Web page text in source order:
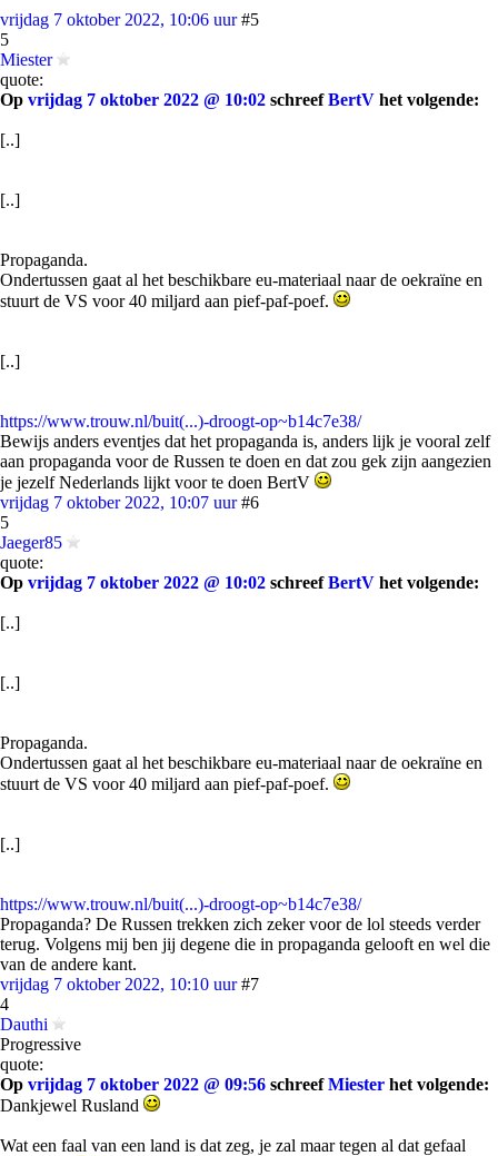
vrijdag 7 oktober 2022, 10:06 uur #5
5
Miester
quote:
Op vrijdag 7 oktober 2022 @ 10:02 schreefBertV het volgende:
[..]
[..]
Propaganda.
Ondertussen gaat al het beschikbare eu-materiaal naar de oekraïne en
stuurt de VS voor 40 miljard aan pief-paf-poef.
[..]
https://www.trouw.nl/buit(...)-droogt-op~b14c7e38/
Bewijs anders eventjes dat het propaganda is, anders lijk je vooral zelf
aan propaganda voor de Russen te doen en dat zou gek zijn aangezien
je jezelf Nederlands lijkt voor te doen BertV
vrijdag 7 oktober 2022, 10:07 uur #6
5
Jaeger85
quote:
Op vrijdag 7 oktober 2022 @ 10:02 schreefBertV het volgende:
[..]
[..]
Propaganda.
Ondertussen gaat al het beschikbare eu-materiaal naar de oekraïne en
stuurt de VS voor 40 miljard aan pief-paf-poef.
[..]
https://www.trouw.nl/buit(...)-droogt-op~b14c7e38/
Propaganda? De Russen trekken zich zeker voor de lol steeds verder
terug. Volgens mij ben jij degene die in propaganda gelooft en wel die
van de andere kant.
vrijdag 7 oktober 2022, 10:10 uur #7
4
Dauthi
Progressive
quote:
Op vrijdag 7 oktober 2022 @ 09:56 schreefMiester het volgende:
Dankjewel Rusland
Wat een faal van een land is dat zeg, je zal maar tegen al dat gefaal